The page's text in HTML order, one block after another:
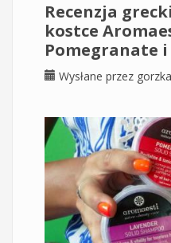
Recenzja
kostce
Pomegranate
Wysłane przez